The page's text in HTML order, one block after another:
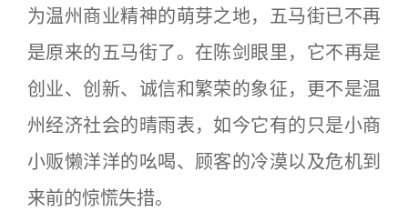
为温州商业精神的萌芽之地，五马街已不再
是原来的五马街了。在陈剑眼里，它不再是
创业、创新、诚信和繁荣的象征，更不是温
州经济社会的晴雨表，如今它有的只是小商
小贩懒洋洋的吆喝、顾客的冷漠以及危机到
来前的惊慌失措。